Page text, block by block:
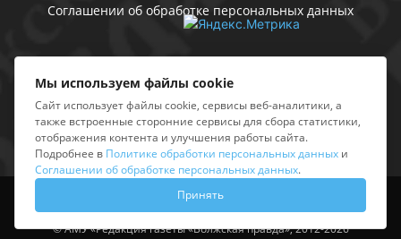
Соглашении об обработке персональных данных
Присоединяйтесь
Выходные данные
© АМУ «Редакция газеты «Волжская правда», 2012-2026
Мы используем файлы cookie
Сайт использует файлы cookie, сервисы веб-аналитики, а
также встроенные сторонние сервисы для сбора статистики,
отображения контента и улучшения работы сайта.
Подробнее в Политике обработки персональных данных и
Соглашении об обработке персональных данных.
Принять